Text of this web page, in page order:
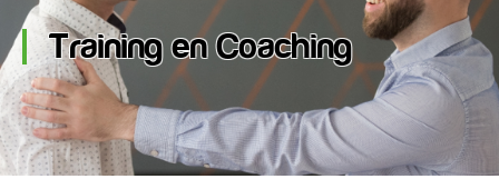
Training en Coaching